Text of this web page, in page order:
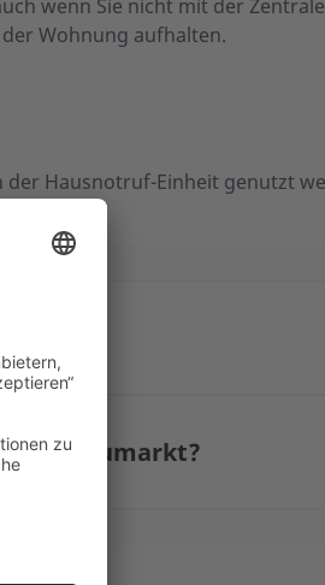
wenn Sie nicht mit der
Wohnung aufhalten.
Hausnotruf-Einheit genutzt
Baumarkt?